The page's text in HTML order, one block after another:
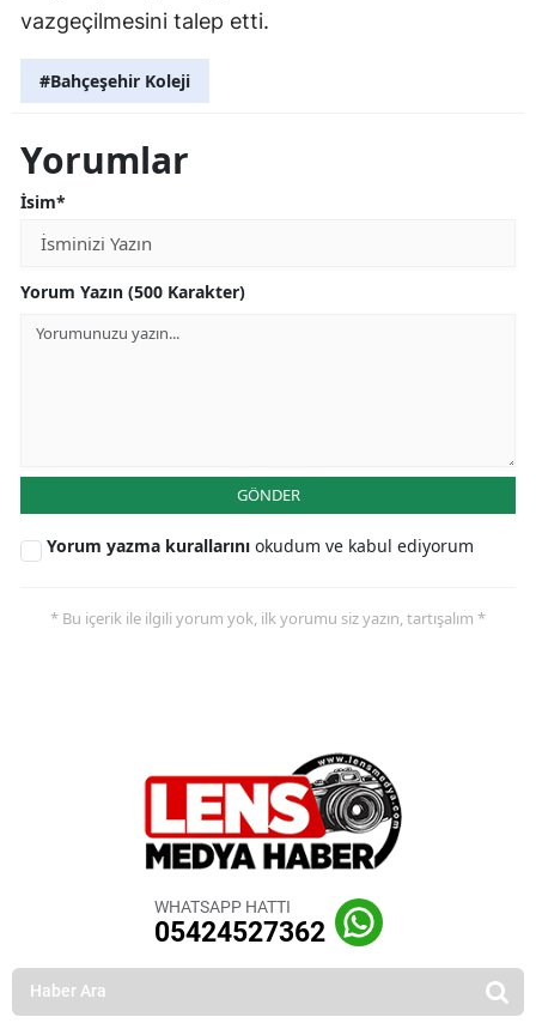
vazgeçilmesini talep etti.
#Bahçeşehir Koleji
Yorumlar
İsim*
Yorum Yazın (500 Karakter)
GÖNDER
Yorum yazma kurallarını okudum ve kabul ediyorum
* Bu içerik ile ilgili yorum yok, ilk yorumu siz yazın, tartışalım *
WHATSAPP HATTI
05424527362